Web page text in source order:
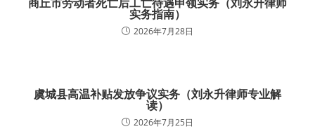
实务指南）
2026年7月28日
虞城县高温补贴发放争议实务（刘永升律师专业解
读）
2026年7月25日